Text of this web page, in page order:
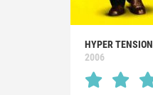
HYPER TENSION
2006